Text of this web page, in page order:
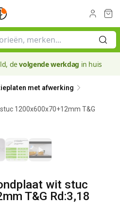
devolgende werkdag in huis
met afwerking
1200x600x70+12mm T&G
wit stuc
T&G Rd:3,18